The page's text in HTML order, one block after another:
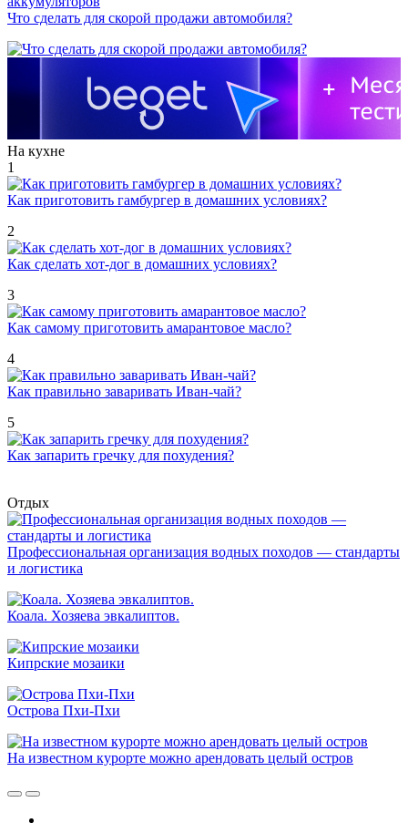
Что сделать для скорой продажи автомобиля?
На кухне
1
Как приготовить гамбургер в домашних условиях?
2
Как сделать хот-дог в домашних условиях?
3
Как самому приготовить амарантовое масло?
4
Как правильно заваривать Иван-чай?
5
Как запарить гречку для похудения?
Отдых
Профессиональная организация водных походов — стандарты
и логистика
Коала. Хозяева эвкалиптов.
Кипрские мозаики
Острова Пхи-Пхи
На известном курорте можно арендовать целый остров